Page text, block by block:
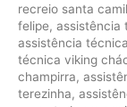
recreio santa
felipe, assistência
assistência
técnica viking
champirra,
terezinha,